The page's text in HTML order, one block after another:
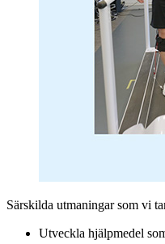
Särskilda utmaningar som vi
Utveckla hjälpmedel